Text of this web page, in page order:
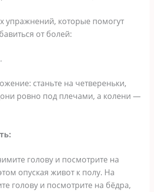
упражнений, которые помогут
от болей:
станьте на четвереньки,
ровно под плечами, а колени —
голову и посмотрите на
опуская живот к полу. На
голову и посмотрите на бёдра,